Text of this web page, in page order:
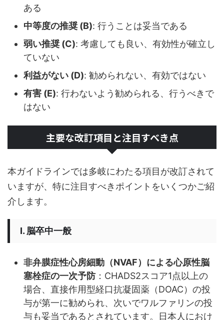
ある
中等度の推奨 (B): 行うことは妥当である
弱い推奨 (C): 考慮しても良い、有効性が確立し
ていない
利益がない (D): 勧められない、有効ではない
有害 (E): 行わないよう勧められる、行うべきで
はない
主要な改訂項目と注目すべき点
本ガイドラインでは多岐にわたる項目が改訂されて
いますが、特に注目すべきポイントをいくつかご紹
介します。
I. 脳卒中一般
非弁膜症性心房細動（NVAF）による心原性脳
塞栓症の一次予防：CHADS2スコア1点以上の
場合、直接作用型経口抗凝固薬（DOAC）の投
与が第一に勧められ、次いでワルファリンの投
与も妥当であるとされています。日本人におけ